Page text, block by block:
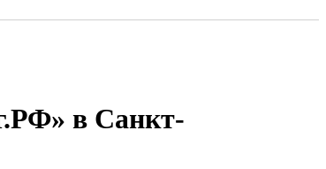
в Санкт-